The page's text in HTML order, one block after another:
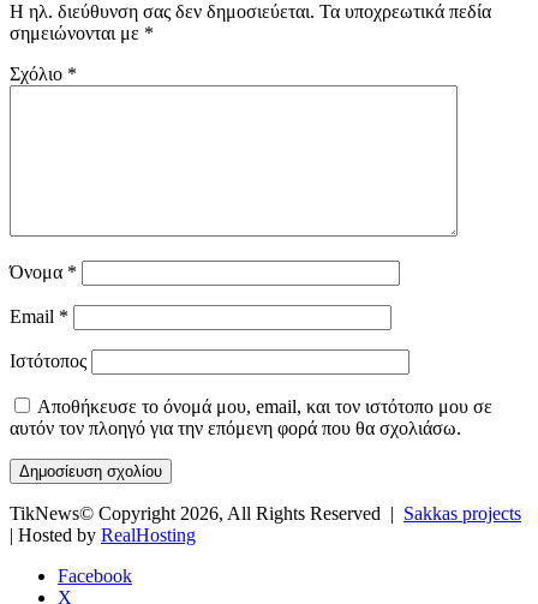
Η ηλ. διεύθυνση σας δεν δημοσιεύεται. Τα υποχρεωτικά πεδία
σημειώνονται με *
Σχόλιο *
Όνομα *
Email *
Ιστότοπος
Αποθήκευσε το όνομά μου, email, και τον ιστότοπο μου σε
αυτόν τον πλοηγό για την επόμενη φορά που θα σχολιάσω.
TikNews© Copyright 2026, All Rights Reserved | Sakkas projects
| Hosted by RealHosting
Facebook
X